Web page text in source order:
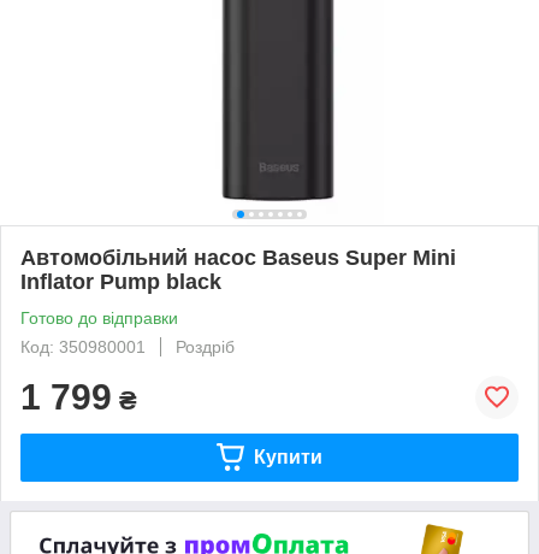
Автомобільний насос Baseus Super Mini
Inflator Pump black
Готово до відправки
Код: 350980001
Роздріб
1 799 ₴
Купити